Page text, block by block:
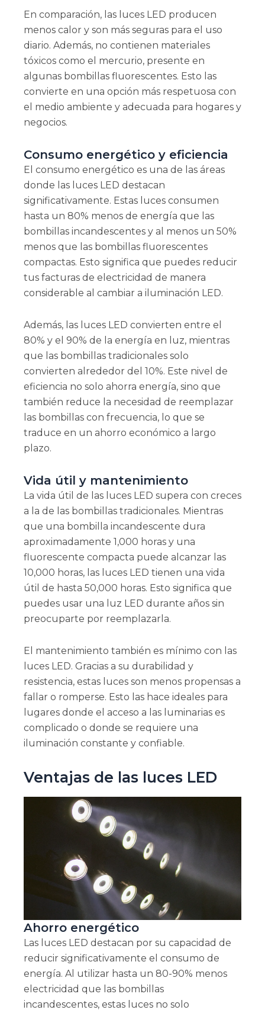
En comparación, las luces LED producen
menos calor y son más seguras para el uso
diario. Además, no contienen materiales
tóxicos como el mercurio, presente en
algunas bombillas fluorescentes. Esto las
convierte en una opción más respetuosa con
el medio ambiente y adecuada para hogares y
negocios.
Consumo energético y eficiencia
El consumo energético es una de las áreas
donde las luces LED destacan
significativamente. Estas luces consumen
hasta un 80% menos de energía que las
bombillas incandescentes y al menos un 50%
menos que las bombillas fluorescentes
compactas. Esto significa que puedes reducir
tus facturas de electricidad de manera
considerable al cambiar a iluminación LED.
Además, las luces LED convierten entre el
80% y el 90% de la energía en luz, mientras
que las bombillas tradicionales solo
convierten alrededor del 10%. Este nivel de
eficiencia no solo ahorra energía, sino que
también reduce la necesidad de reemplazar
las bombillas con frecuencia, lo que se
traduce en un ahorro económico a largo
plazo.
Vida útil y mantenimiento
La vida útil de las luces LED supera con creces
a la de las bombillas tradicionales. Mientras
que una bombilla incandescente dura
aproximadamente 1,000 horas y una
fluorescente compacta puede alcanzar las
10,000 horas, las luces LED tienen una vida
útil de hasta 50,000 horas. Esto significa que
puedes usar una luz LED durante años sin
preocuparte por reemplazarla.
El mantenimiento también es mínimo con las
luces LED. Gracias a su durabilidad y
resistencia, estas luces son menos propensas a
fallar o romperse. Esto las hace ideales para
lugares donde el acceso a las luminarias es
complicado o donde se requiere una
iluminación constante y confiable.
Ventajas de las luces LED
Ahorro energético
Las luces LED destacan por su capacidad de
reducir significativamente el consumo de
energía. Al utilizar hasta un 80-90% menos
electricidad que las bombillas
incandescentes, estas luces no solo